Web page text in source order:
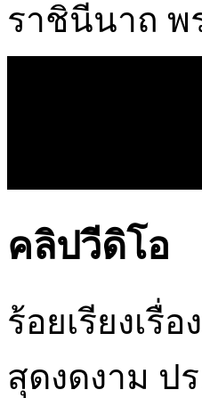
ราชินีนาถ
คลิปวีดิโอ
ร้อยเรียงเรื่
สุดงดงาม ป